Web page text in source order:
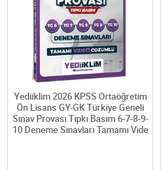
Yediiklim 2026 KPSS Ortaöğretim
Ön Lisans GY-GK Türkiye Geneli
Sınav Provası Tıpkı Basım 6-7-8-9-
10 Deneme Sınavları Tamamı Vide